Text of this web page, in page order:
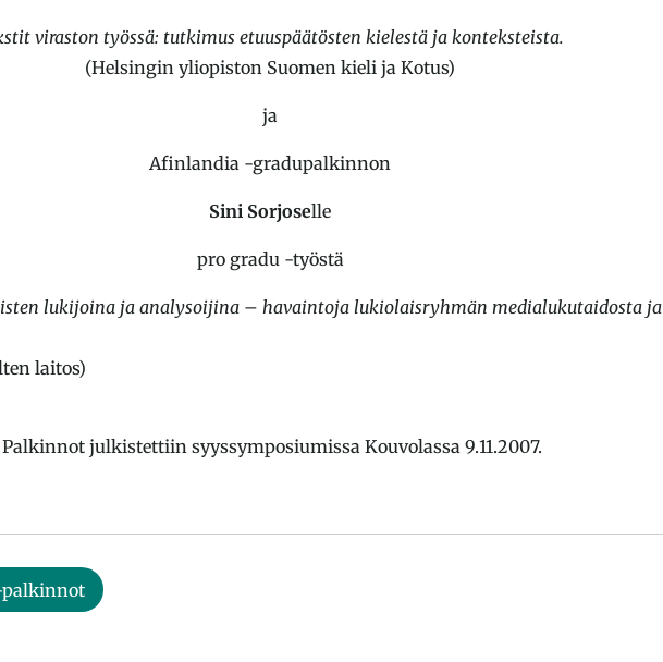
viraston työssä: tutkimus etuuspäätösten kielestä ja konteksteista.
(Helsingin yliopiston Suomen kieli ja Kotus)
ja
Afinlandia -gradupalkinnon
Sini Sorjoselle
pro gradu -työstä
lukijoina ja analysoijina – havaintoja lukiolaisryhmän medialukutaidosta ja
laitos)
Palkinnot julkistettiin syyssymposiumissa Kouvolassa 9.11.2007.